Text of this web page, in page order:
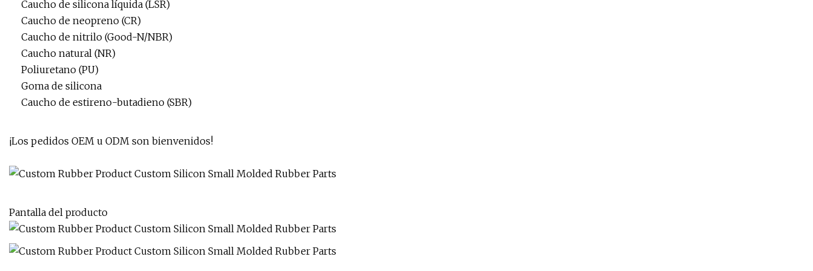
Caucho de silicona líquida (LSR)
Caucho de neopreno (CR)
Caucho de nitrilo (Good-N/NBR)
Caucho natural (NR)
Poliuretano (PU)
Goma de silicona
Caucho de estireno-butadieno (SBR)
¡Los pedidos OEM u ODM son bienvenidos!
Pantalla del producto